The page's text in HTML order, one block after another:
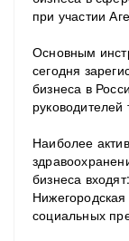
при участии
Основным
сегодня
бизнеса в
Наиболее
бизнеса
социальных